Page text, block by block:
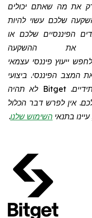
רק את מה שאתם יכולים
שלכם עשוי להיות
הפיננסיים שלכם או
את ההשקעה
ייעוץ פיננסי עצמאי
המצב הפיננסי. ביצועי
Bitget לא תהיה
אין לפרש דבר הכלול
בתנאי השימוש שלנו.